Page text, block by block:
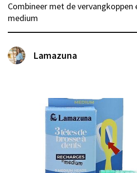
Combineer met de vervangkoppen
medium
Lamazuna